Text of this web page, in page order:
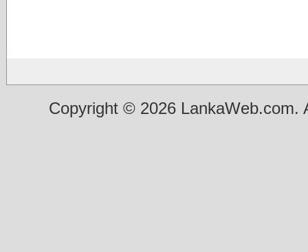
Copyright © 2026 LankaWeb.com.